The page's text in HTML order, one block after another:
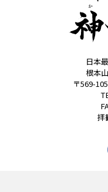
日本
根本
〒569-
拝